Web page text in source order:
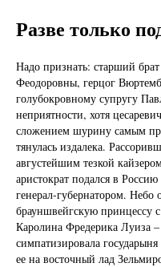
Разве только
Надо признать: старший
Феодоровны, герцог
голубокровному супругу
неприятности, хотя
сложением шурину самым
тянулась издалека.
августейшим тезкой
аристократ подался в
генерал-губернатором.
брауншвейгскую принцессу
Каролина Фредерика Луиза
симпатизировала
ее на восточный лад